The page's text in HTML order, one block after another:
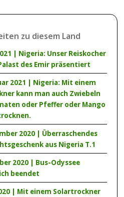
zu diesem Land
| Nigeria: Unser Reiskocher
des Emir präsentiert
2021 | Nigeria: Mit einem
kann man auch Zwiebeln
oder Pfeffer oder Mango
2020 | Überraschendes
aus Nigeria T.1
2020 | Bus-Odyssee
beendet
| Mit einem Solartrockner